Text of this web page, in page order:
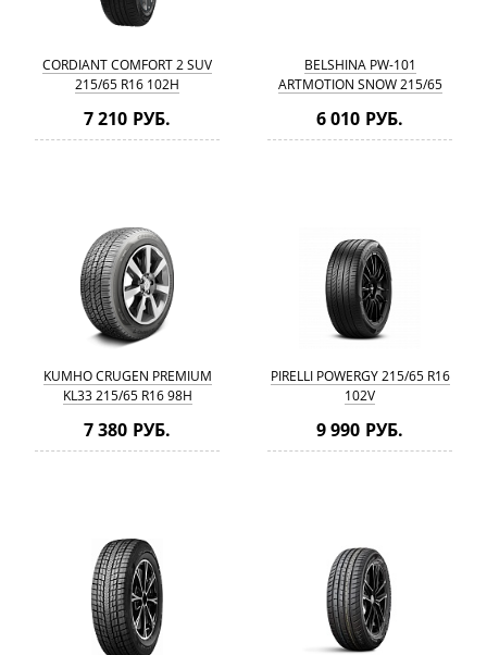
CORDIANT COMFORT 2 SUV
215/65 R16 102H
7 210 РУБ.
BELSHINA PW-101
ARTMOTION SNOW 215/65
6 010 РУБ.
KUMHO CRUGEN PREMIUM
KL33 215/65 R16 98H
7 380 РУБ.
PIRELLI POWERGY 215/65 R16
102V
9 990 РУБ.